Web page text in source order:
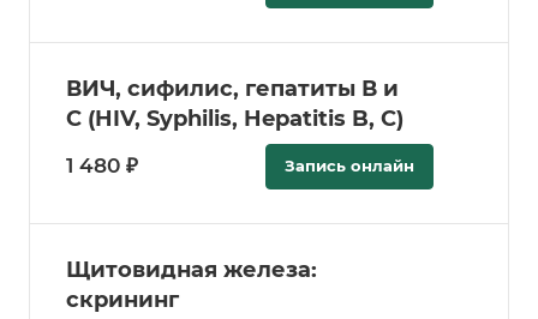
ВИЧ, сифилис, гепатиты В и
С (HIV, Syphilis, Hepatitis B, C)
1 480 ₽ Запись онлайн
Щитовидная железа:
скрининг